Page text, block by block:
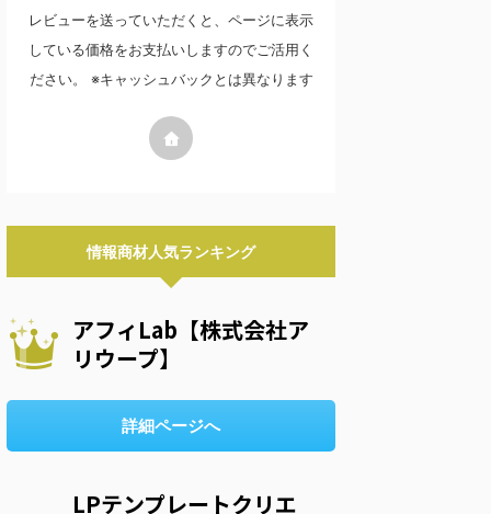
レビューを送っていただくと、ページに表示
している価格をお支払いしますのでご活用く
ださい。 ※キャッシュバックとは異なります
情報商材人気ランキング
アフィLab【株式会社ア
リウープ】
詳細ページへ
LPテンプレートクリエ